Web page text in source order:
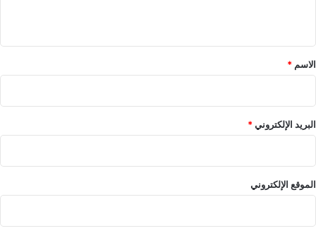
*
الاسم *
البريد الإلكتروني*
الموقع الإلكتروني